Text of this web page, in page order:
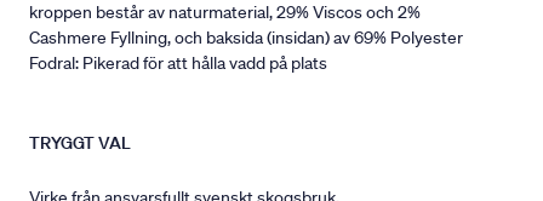
kroppen består av naturmaterial, 29% Viscos och 2%
Cashmere Fyllning, och baksida (insidan) av 69% Polyester
Fodral: Pikerad för att hålla vadd på plats
TRYGGT VAL